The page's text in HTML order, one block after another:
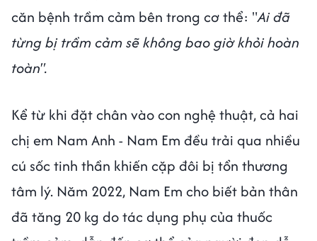
căn bệnh trầm cảm bên trong cơ thể: "Ai đã
từng bị trầm cảm sẽ không bao giờ khỏi hoàn
toàn".
Kể từ khi đặt chân vào con nghệ thuật, cả hai
chị em Nam Anh - Nam Em đều trải qua nhiều
cú sốc tinh thần khiến cặp đôi bị tổn thương
tâm lý. Năm 2022, Nam Em cho biết bản thân
đã tăng 20 kg do tác dụng phụ của thuốc